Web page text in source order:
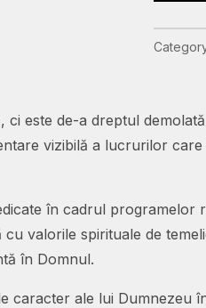
este de-a dreptul
vizibilă a lucrurilor
în cadrul programelor
valorile spirituale de
în Domnul.
ale lui Dumnezeu